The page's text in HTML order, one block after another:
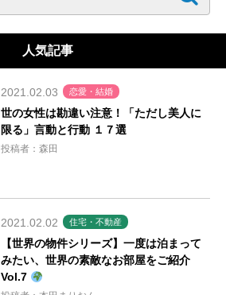
人気記事
2021.02.03 恋愛・結婚
世の女性は勘違い注意！「ただし美人に
限る」言動と行動 １７選
投稿者：森田
2021.02.02 住宅・不動産
【世界の物件シリーズ】一度は泊まって
みたい、世界の素敵なお部屋をご紹介
Vol.7